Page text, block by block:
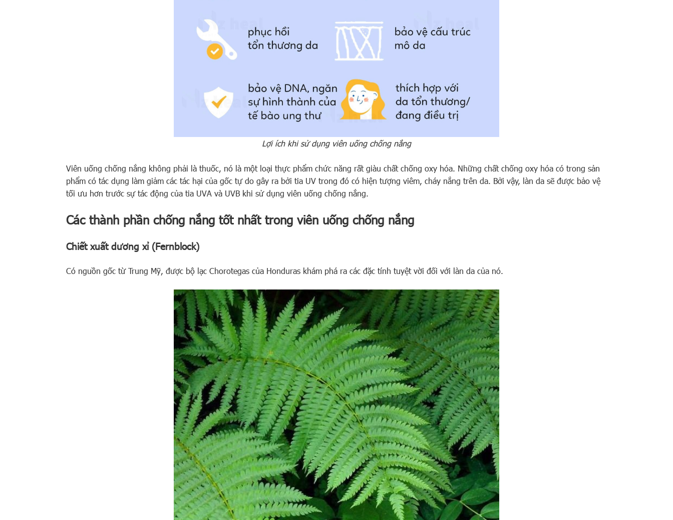
Lợi ích khi sử dụng viên uống chống nắng
Viên uống chống nắng không phải là thuốc, nó là một loại thực phẩm chức năng rất giàu chất chống oxy hóa. Những chất chống oxy hóa có trong sản
phẩm có tác dụng làm giảm các tác hại của gốc tự do gây ra bởi tia UV trong đó có hiện tượng viêm, cháy nắng trên da. Bởi vậy, làn da sẽ được bảo vệ
tối ưu hơn trước sự tác động của tia UVA và UVB khi sử dụng viên uống chống nắng.
Các thành phần chống nắng tốt nhất trong viên uống chống nắng
Chiết xuất dương xỉ (Fernblock)
Có nguồn gốc từ Trung Mỹ, được bộ lạc Chorotegas của Honduras khám phá ra các đặc tính tuyệt vời đối với làn da của nó.